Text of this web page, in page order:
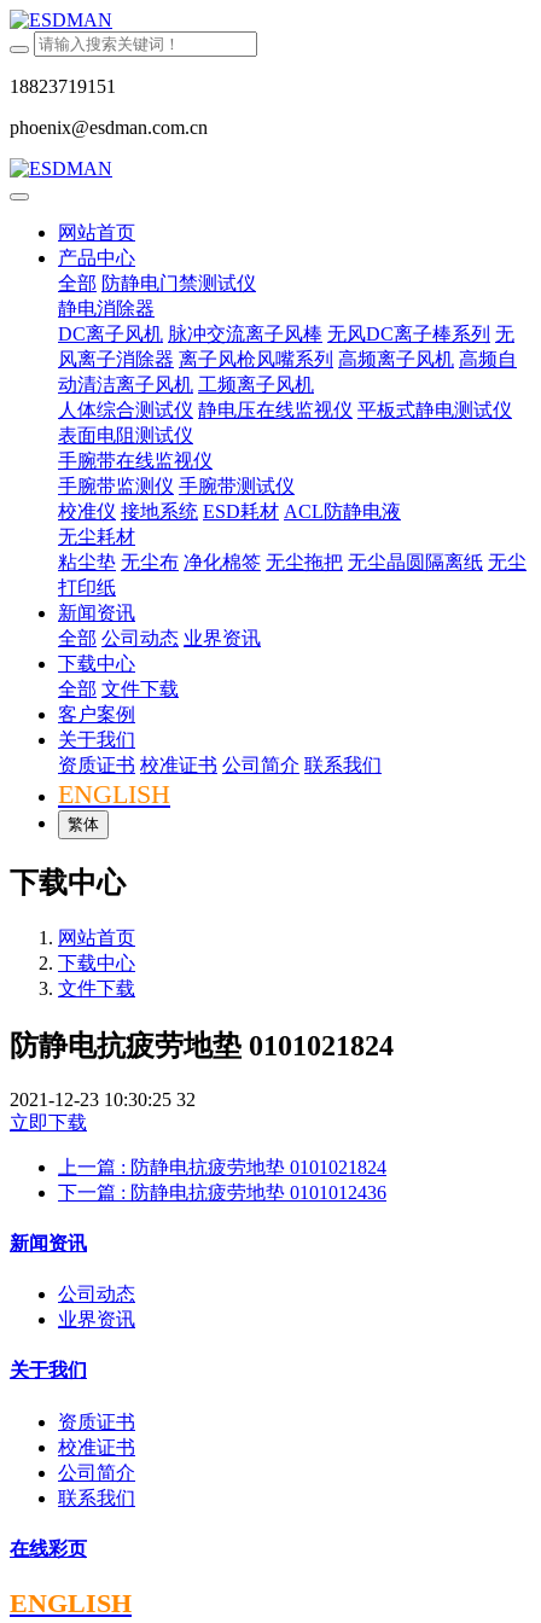
18823719151
phoenix@esdman.com.cn
网站首页
产品中心
全部 防静电门禁测试仪
静电消除器
DC离子风机 脉冲交流离子风棒 无风DC离子棒系列 无
风离子消除器 离子风枪风嘴系列 高频离子风机 高频自
动清洁离子风机 工频离子风机
人体综合测试仪 静电压在线监视仪 平板式静电测试仪
表面电阻测试仪
手腕带在线监视仪
手腕带监测仪 手腕带测试仪
校准仪 接地系统 ESD耗材 ACL防静电液
无尘耗材
粘尘垫 无尘布 净化棉签 无尘拖把 无尘晶圆隔离纸 无尘
打印纸
新闻资讯
全部 公司动态 业界资讯
下载中心
全部 文件下载
客户案例
关于我们
资质证书 校准证书 公司简介 联系我们
ENGLISH
繁体
下载中心
网站首页
下载中心
文件下载
防静电抗疲劳地垫 0101021824
2021-12-23 10:30:25 32
立即下载
上一篇 : 防静电抗疲劳地垫 0101021824
下一篇 : 防静电抗疲劳地垫 0101012436
新闻资讯
公司动态
业界资讯
关于我们
资质证书
校准证书
公司简介
联系我们
在线彩页
ENGLISH